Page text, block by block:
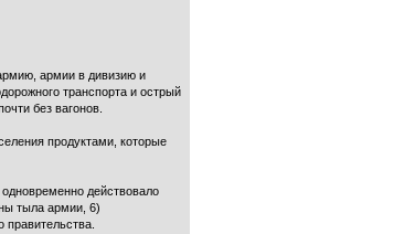
армии в дивизию и
транспорта и острый
без вагонов.
продуктами, которые
действовало
тыла армии, 6)